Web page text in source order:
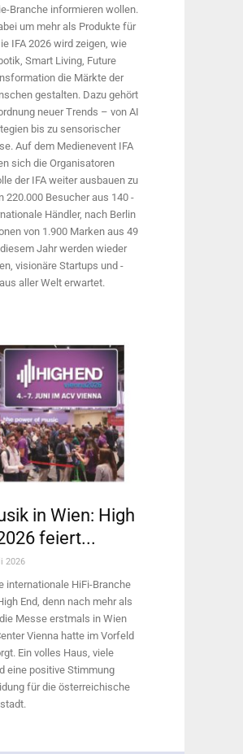
­Branche informieren wollen.
um mehr als Produkte für
IFA 2026 wird ­zeigen, wie
Smart Living, Future
die Märkte der
gestalten. Dazu gehört
neuer Trends – von AI
bis zu sensorischer
Auf dem Medien­event IFA
sich die Organisatoren
der IFA weiter ausbauen zu
220.000 Besucher aus 140
Händler, nach Berlin
von 1.900 Marken aus 49
Jahr werden wieder
visionäre Startups und
aller Welt erwartet.
in Wien: High
feiert...
2026
internationale HiFi-Branche
End, denn nach mehr als
Messe erstmals in Wien
Vienna hatte im Vorfeld
Ein volles Haus, viele
eine positive Stimmung
für die österreichische